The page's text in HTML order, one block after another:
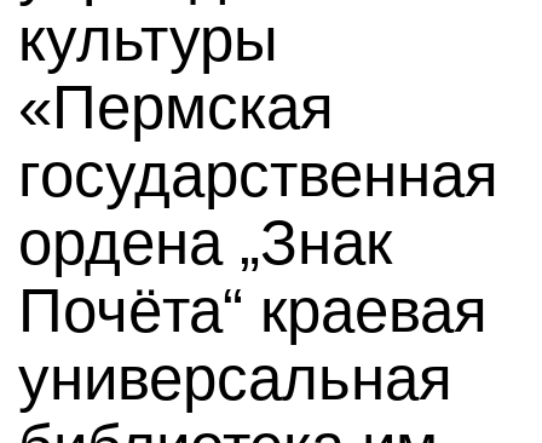
культуры
«Пермская
государственная
ордена „Знак
Почёта“ краевая
универсальная